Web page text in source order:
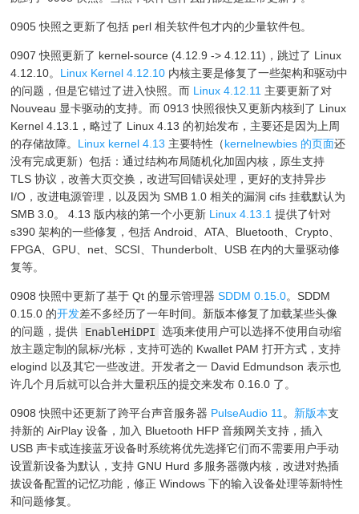
0905 快照之更新了包括 perl 相关软件包才内的少量软件包。
0907 快照更新了 kernel-source (4.12.9 -> 4.12.11)，跳过了 Linux
4.12.10。 Linux Kernel 4.12.10 内核主要是修复了一些架构和驱动中
的问题，但是它错过了进入快照。而 Linux 4.12.11 主要更新了对
Nouveau 显卡驱动的支持。而 0913 快照很快又更新内核到了 Linux
Kernel 4.13.1，略过了 Linux 4.13 的初始发布，主要还是因为上周
的存储故障。 Linux kernel 4.13 主要特性（kernelnewbies 的页面还
没有完成更新）包括：通过结构布局随机化加固内核，原生支持
TLS 协议，改善大页交换，改进写回错误处理，更好的支持异步
I/O，改进电源管理，以及因为 SMB 1.0 相关的漏洞 cifs 挂载默认为
SMB 3.0。 4.13 版内核的第一个小更新 Linux 4.13.1 提供了针对
s390 架构的一些修复，包括 Android、ATA、Bluetooth、Crypto、
FPGA、GPU、net、SCSI、Thunderbolt、USB 在内的大量驱动修
复等。
0908 快照中更新了基于 Qt 的显示管理器SDDM 0.15.0。SDDM
0.15.0 的开发差不多经历了一年时间。新版本修复了加载某些头像
的问题，提供
EnableHiDPI 选项来使用户可以选择不使用自动缩
放主题定制的鼠标/光标，支持可选的 Kwallet PAM 打开方式，支持
elogind 以及其它一些改进。开发者之一 David Edmundson 表示也
许几个月后就可以合并大量积压的提交来发布 0.16.0 了。
0908 快照中还更新了跨平台声音服务器 PulseAudio 11。 新版本支
持新的 AirPlay 设备，加入 Bluetooth HFP 音频网关支持，插入
USB 声卡或连接蓝牙设备时系统将优先选择它们而不需要用户手动
设置新设备为默认，支持 GNU Hurd 多服务器微内核，改进对热插
拔设备配置的记忆功能，修正 Windows 下的输入设备处理等新特性
和问题修复。